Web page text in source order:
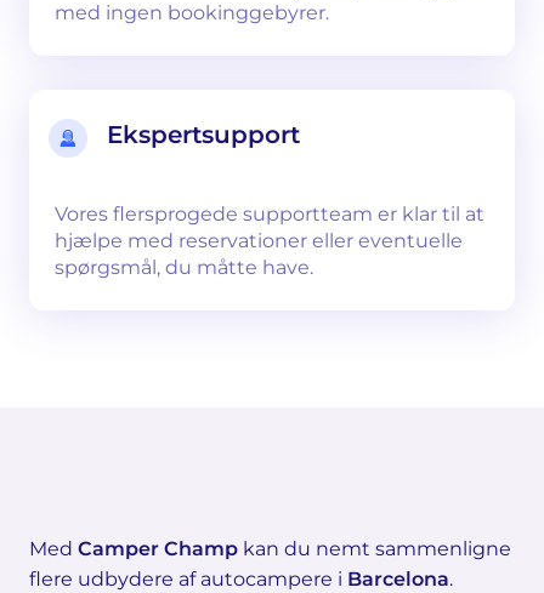
med ingen bookinggebyrer.
Ekspertsupport
Vores flersprogede supportteam er klar til at
hjælpe med reservationer eller eventuelle
spørgsmål, du måtte have.
Med Camper Champ kan du nemt sammenligne
flere udbydere af autocampere i Barcelona.